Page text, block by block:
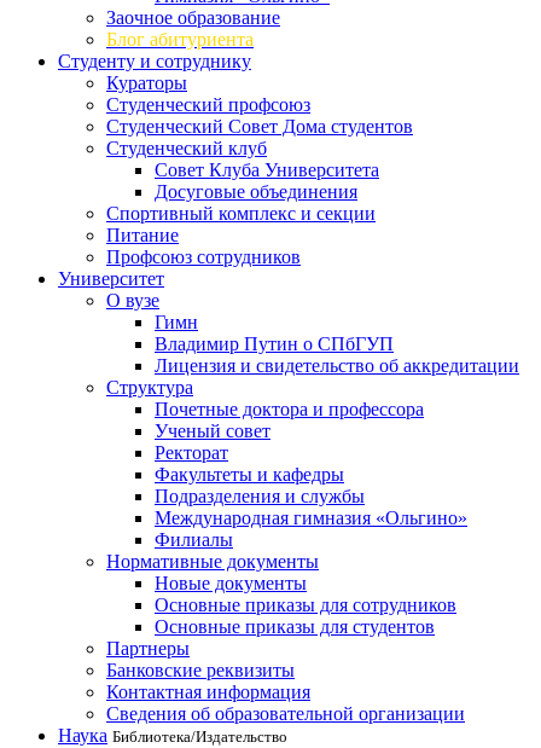
Заочное образование
Блог абитуриента
Студенту и сотруднику
Кураторы
Студенческий профсоюз
Студенческий Совет Дома студентов
Студенческий клуб
Совет Клуба Университета
Досуговые объединения
Спортивный комплекс и секции
Питание
Профсоюз сотрудников
Университет
О вузе
Гимн
Владимир Путин о СПбГУП
Лицензия и свидетельство об аккредитации
Структура
Почетные доктора и профессора
Ученый совет
Ректорат
Факультеты и кафедры
Подразделения и службы
Международная гимназия «Ольгино»
Филиалы
Нормативные документы
Новые документы
Основные приказы для сотрудников
Основные приказы для студентов
Партнеры
Банковские реквизиты
Контактная информация
Сведения об образовательной организации
Наука Библиотека/Издательство